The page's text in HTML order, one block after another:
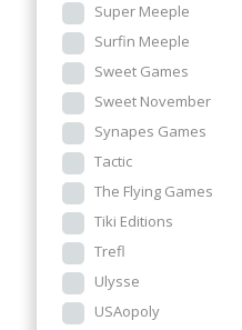
Super Meeple
Surfin Meeple
Sweet Games
Sweet November
Synapes Games
Tactic
The Flying Games
Tiki Editions
Trefl
Ulysse
USAopoly